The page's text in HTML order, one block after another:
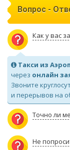
Вопрос -
Как у вас
Такси из
через онлайн
Звоните
и перерывов на
Точно ли
Не